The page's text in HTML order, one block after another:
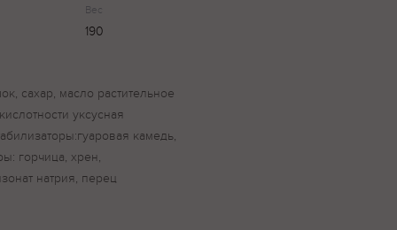
Вес
190
сахар, масло растительное
уксусная
камедь,
горчица, хрен,
натрия, перец